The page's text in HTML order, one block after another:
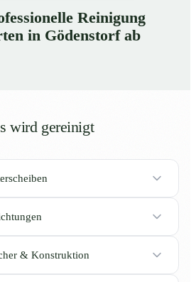
Reinigung
in Gödenstorf ab
wird gereinigt
& Konstruktion